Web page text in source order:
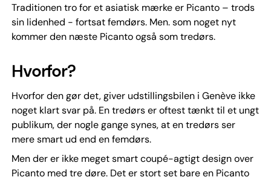
Traditionen tro for et asiatisk mærke er Picanto – trods
sin lidenhed - fortsat femdørs. Men. som noget nyt
kommer den næste Picanto også som tredørs.
Hvorfor?
Hvorfor den gør det, giver udstillingsbilen i Genève ikke
noget klart svar på. En tredørs er oftest tænkt til et ungt
publikum, der nogle gange synes, at en tredørs ser
mere smart ud end en femdørs.
Men der er ikke meget smart coupé-agtigt design over
Picanto med tre døre. Det er stort set bare en Picanto